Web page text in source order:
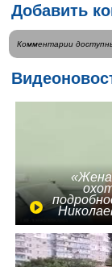
Добавить
Комментарии
«Жена